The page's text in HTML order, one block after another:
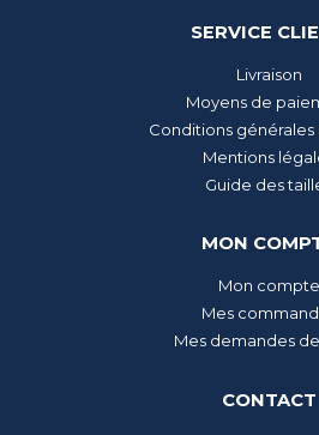
SERVICE
Livraison
Moyens de
Conditions
Mentions
Guide des
MON
Mon compte
Mes
Mes demandes
CONTACT